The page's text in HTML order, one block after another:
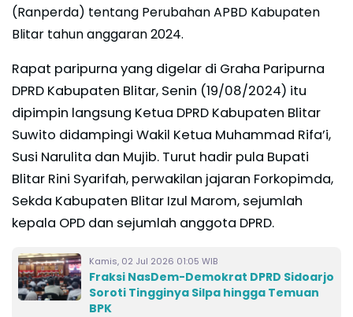
(Ranperda) tentang Perubahan APBD Kabupaten
Blitar tahun anggaran 2024.
Rapat paripurna yang digelar di Graha Paripurna
DPRD Kabupaten Blitar, Senin (19/08/2024) itu
dipimpin langsung Ketua DPRD Kabupaten Blitar
Suwito didampingi Wakil Ketua Muhammad Rifa’i,
Susi Narulita dan Mujib. Turut hadir pula Bupati
Blitar Rini Syarifah, perwakilan jajaran Forkopimda,
Sekda Kabupaten Blitar Izul Marom, sejumlah
kepala OPD dan sejumlah anggota DPRD.
Kamis, 02 Jul 2026 01:05 WIB
Fraksi NasDem-Demokrat DPRD Sidoarjo
Soroti Tingginya Silpa hingga Temuan
BPK